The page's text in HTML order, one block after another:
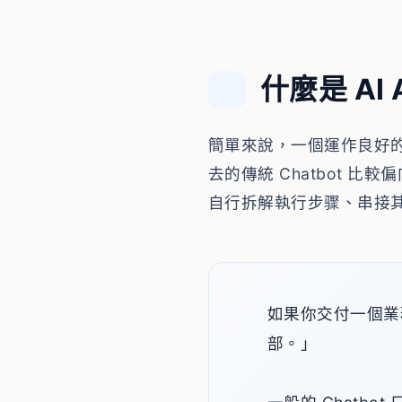
什麼是 AI
簡單來說，一個運作良好
去的傳統 Chatbot 比較
自行拆解執行步骤、串接
如果你交付一個
部。」